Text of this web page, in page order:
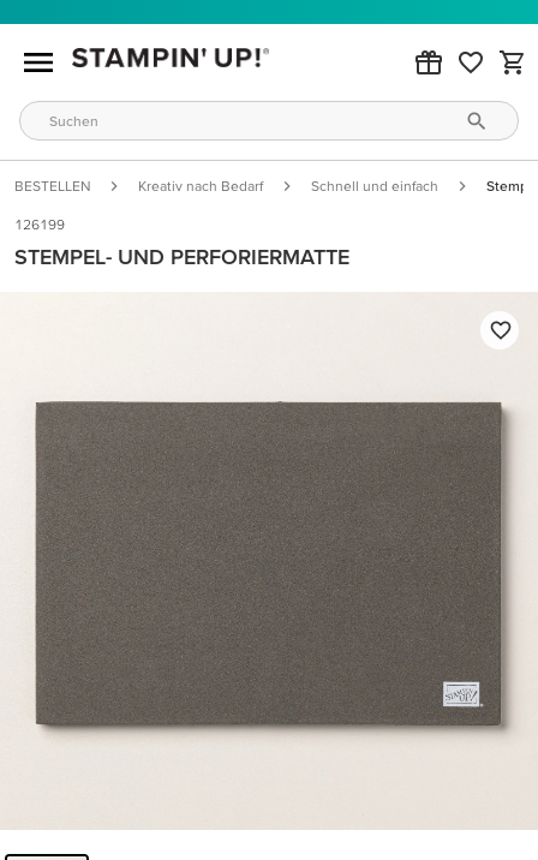
BESTELLEN Kreativ nach Bedarf Schnell und einfach
126199
STEMPEL- UND PERFORIERMATTE